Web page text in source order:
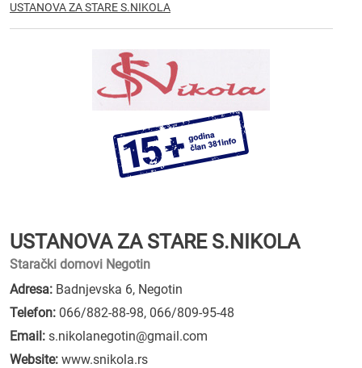
USTANOVA ZA STARE S.NIKOLA
USTANOVA ZA STARE S.NIKOLA
Starački domovi Negotin
Adresa: Badnjevska 6, Negotin
Telefon: 066/882-88-98, 066/809-95-48
Email: s.nikolanegotin@gmail.com
Website: www.snikola.rs